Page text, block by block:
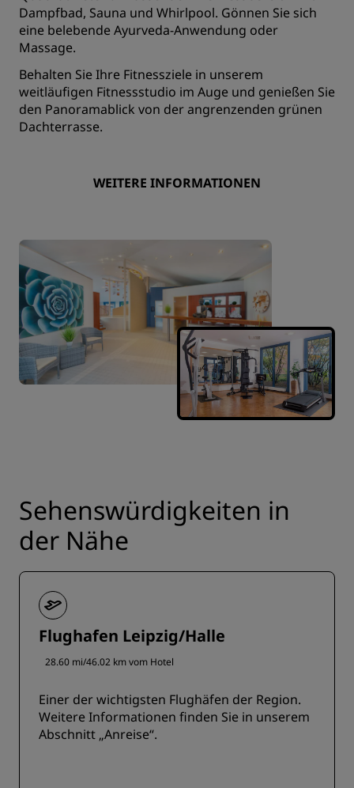
Dampfbad, Sauna und Whirlpool. Gönnen Sie sich
eine belebende Ayurveda-Anwendung oder
Massage.
Behalten Sie Ihre Fitnessziele in unserem
weitläufigen Fitnessstudio im Auge und genießen Sie
den Panoramablick von der angrenzenden grünen
Dachterrasse.
WEITERE INFORMATIONEN
Sehenswürdigkeiten in
der Nähe
Flughafen Leipzig/Halle
28.60 mi/46.02 km vom Hotel
Einer der wichtigsten Flughäfen der Region.
Weitere Informationen finden Sie in unserem
Abschnitt „Anreise“.